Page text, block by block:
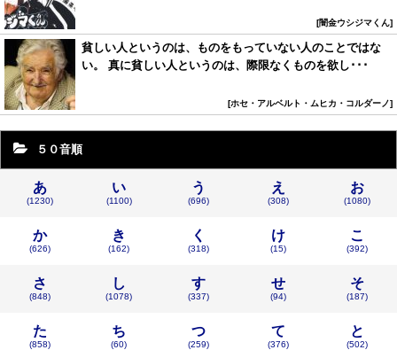
闇金ウシジマくん
貧しい人というのは、ものをもっていない人のことではな
い。 真に貧しい人というのは、際限なくものを欲し･･･
ホセ・アルベルト・ムヒカ・コルダーノ
５０音順
あ
(1230)
い
(1100)
う
(696)
え
(308)
お
(1080)
か
(626)
き
(162)
く
(318)
け
(15)
こ
(392)
さ
(848)
し
(1078)
す
(337)
せ
(94)
そ
(187)
た
(858)
ち
(60)
つ
(259)
て
(376)
と
(502)